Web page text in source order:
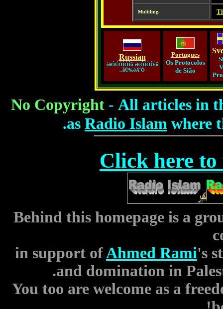
Multiling.
Portugues
Os Protocolos
de Sião
Russian
èðÓÚÓÍÓÎû ëËÓÌÒÍËõ
åÛ‰ðÂˆÓ‚.
No Copyright - All articles in
as Radio Islam where
Click here
Behind this homepage is a
in support ofAhmed Rami's
and domination in
You too are welcome as a